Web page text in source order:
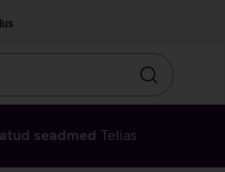
Otsin
seadmed Telias